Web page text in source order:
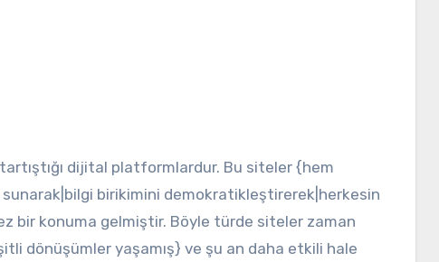
dijital platformlardur. Bu siteler {hem
sunarak|bilgi birikimini demokratikleştirerek|herkesin
bir konuma gelmiştir. Böyle türde siteler zaman
dönüşümler yaşamış} ve şu an daha etkili hale